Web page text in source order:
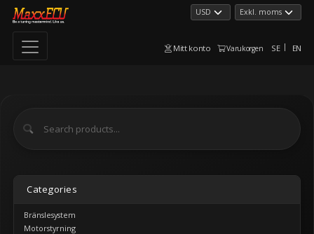
Mitt konto Varukorgen SE EN
Categories
Bränslesystem
Motorstyrning